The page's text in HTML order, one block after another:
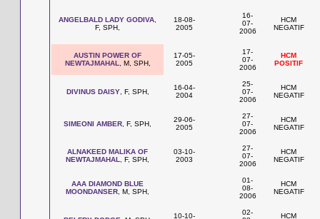
ANGELBALD LADY GODIVA
F, SPH,
18-08-
2005
16-
07-
2006
HCM
NEGATIF
AUSTIN POWER OF
NEWTAJMAHAL
, M, SPH,
17-05-
2005
17-
07-
2006
HCM
POSITIF
DIVINUS DAISY, F, SPH,
16-04-
2004
25-
07-
2006
HCM
NEGATIF
SIMEONI AMBER , F, SPH,
29-06-
2005
27-
07-
2006
HCM
NEGATIF
ALNAKEED MALIKA OF
NEWTAJMAHAL
, F, SPH,
03-10-
2003
27-
07-
2006
HCM
NEGATIF
AAA DIAMOND BLUE
MOONDANSER , M, SPH,
01-
08-
2006
HCM
NEGATIF
10-10-
02-
HCM